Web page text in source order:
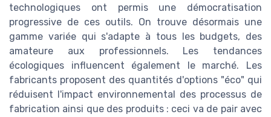
technologiques ont permis une démocratisation
progressive de ces outils. On trouve désormais une
gamme variée qui s'adapte à tous les budgets, des
amateure aux professionnels. Les tendances
écologiques influencent également le marché. Les
fabricants proposent des quantités d'options "éco" qui
réduisent l'impact environnemental des processus de
fabrication ainsi que des produits : ceci va de pair avec